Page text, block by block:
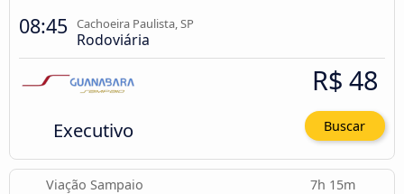
08:45 Cachoeira Paulista, SP
Rodoviária
Executivo
R$ 48
Buscar
Viação Sampaio 7h 15m